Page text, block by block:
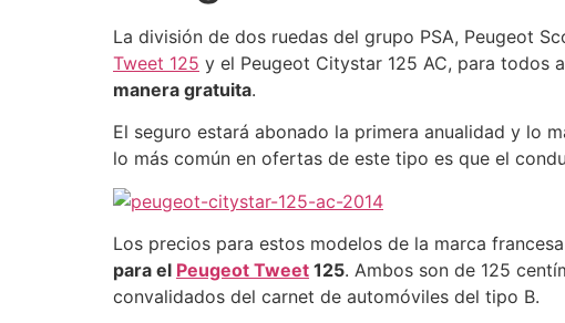
La división de dos ruedas del grupo PSA, Peugeot
Tweet 125 y el Peugeot Citystar 125 AC, para todos
manera gratuita.
El seguro estará abonado la primera anualidad y lo
lo más común en ofertas de este tipo es que el
Los precios para estos modelos de la marca
para el Peugeot Tweet 125. Ambos son de 125
convalidados del carnet de automóviles del tipo B.